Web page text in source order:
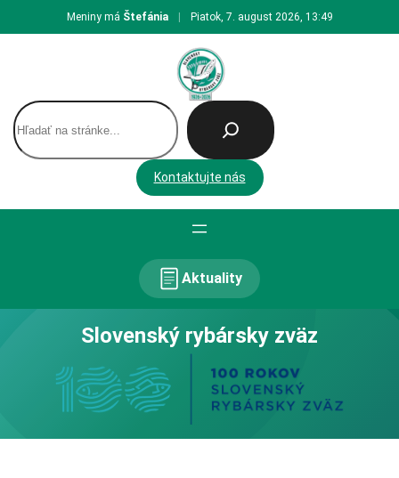
na
Meniny má Štefánia Piatok, 7. august 2026, 13:49
H
ľ
a
Kontaktujte nás
Aktuality
Slovenský rybársky zväz